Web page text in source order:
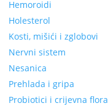
Hemoroidi
Holesterol
Kosti, mišići i zglobovi
Nervni sistem
Nesanica
Prehlada i gripa
Probiotici i crijevna flora